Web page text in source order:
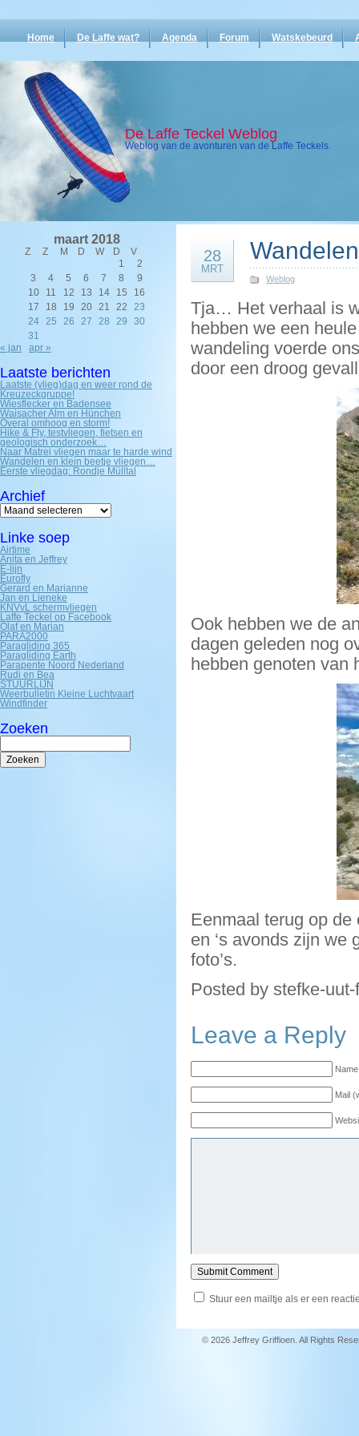
Home De Laffe wat? Agenda Forum Watskebeurd
De Laffe Teckel Weblog
Weblog van de avonturen van de Laffe Teckels.
maart 2018
Z Z M D W D
V
1
2
3
4 5 6 7 8
9
10
11 12 13 14 15
16
17
18 19 20 21 22
23
24
25 26 27 28 29
30
31
« jan
apr »
Laatste berichten
Laatste (vlieg)dag en weer rond de
Kreuzeckgruppe!
Wiesflecker en Badensee
Waisacher Alm en Hünchen
Overal omhoog en storm!
Hike & Fly, testvliegen, fietsen en
geologisch onderzoek…
Naar Matrei vliegen maar te harde wind
Wandelen en klein beetje vliegen…
Eerste vliegdag: Rondje Mülltal
Archief
Archief
Linke soep
Airtime
Anita en Jeffrey
E-lijn
Eurofly
Gerard en Marianne
Jan en Lieneke
KNVvL schermvliegen
Laffe Teckel op Facebook
Olaf en Marian
PARA2000
Paragliding 365
Paragliding Earth
Parapente Noord Nederland
Rudi en Bea
STUURLIJN
Weerbulletin Kleine Luchtvaart
Windfinder
Zoeken
Zoeken
naar:
28
MRT
Weblog
Tja… Het verhaal is
hebben we een
wandeling voerde
door een droog
Ook hebben we de
dagen geleden nog
hebben genoten van
Eenmaal terug op
en ‘s avonds zijn
foto’s.
Posted by stefke-
Leave a Reply
Mail
Stuur een mailtje als er een
© 2026 Jeffrey Griffioen. All Rights